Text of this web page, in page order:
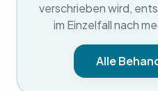
verschrieben wird,
im Einzelfall nach
Alle